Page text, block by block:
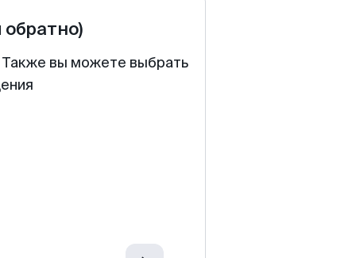
обратно)
Также вы можете выбрать